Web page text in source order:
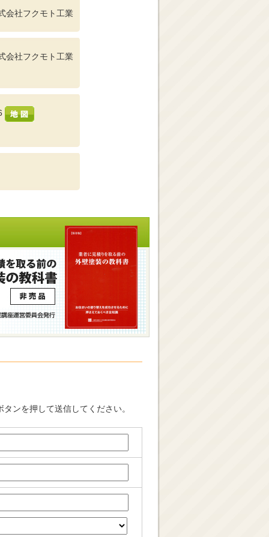
会社フクモト工業
会社フクモト工業
ンを押して送信してください。